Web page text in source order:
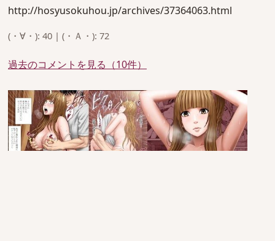
http://hosyusokuhou.jp/archives/37364063.html
(・∀・): 40 | (・Ａ・): 72
過去のコメントを見る（10件）